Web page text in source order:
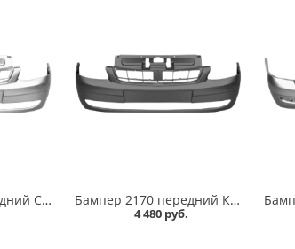
Бампер 2170 передний СНЕЖНАЯ КОРОЛЕВА/690/ в Омске Бампер 2170 передний КВАРЦ/630/ в Омске
4 480 руб.